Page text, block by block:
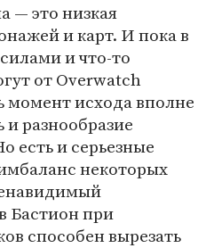
— это низкая
и карт. И пока в
и что-то
от Overwatch
момент исхода вполне
разнообразие
есть и серьезные
некоторых
Бастион при
способен вырезать